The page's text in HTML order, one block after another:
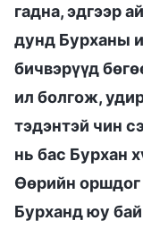
гадна, эдгээр
дунд Бурханы
бичвэрүүд
ил болгож,
тэдэнтэй чин
нь бас Бурхан
Өөрийн оршдог
Бурханд юу